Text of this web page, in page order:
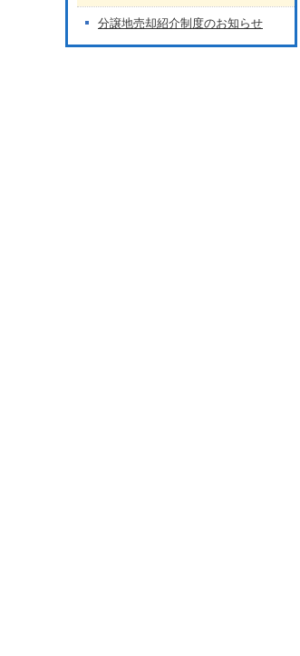
分譲地売却紹介制度のお知らせ